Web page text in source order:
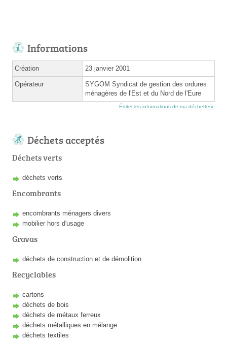
Informations
Création 23 janvier 2001
Opérateur
SYGOM Syndicat de gestion des ordures
ménagères de l'Est et du Nord de l'Eure
Éditer les informations de ma déchetterie
Déchets acceptés
Déchets verts
déchets verts
Encombrants
encombrants ménagers divers
mobilier hors d'usage
Gravas
déchets de construction et de démolition
Recyclables
cartons
déchets de bois
déchets de métaux ferreux
déchets métalliques en mélange
déchets textiles